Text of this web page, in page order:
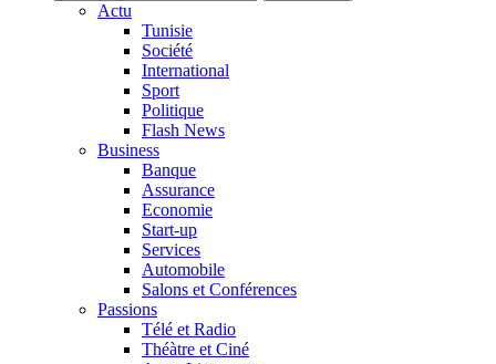
Actu
Tunisie
Société
International
Sport
Politique
Flash News
Business
Banque
Assurance
Economie
Start-up
Services
Automobile
Salons et Conférences
Passions
Télé et Radio
Théàtre et Ciné